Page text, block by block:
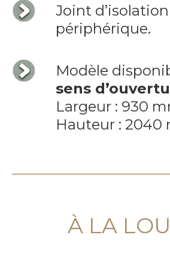
Joint d’isolation
périphérique.
Modèle
sens
Largeur : 930
Hauteur : 2040
À LA